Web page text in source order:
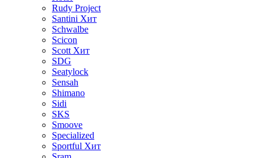
Rudy Project
Santini Хит
Schwalbe
Scicon
Scott Хит
SDG
Seatylock
Sensah
Shimano
Sidi
SKS
Smoove
Specialized
Sportful Хит